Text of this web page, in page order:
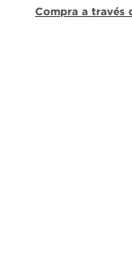
Compra a través